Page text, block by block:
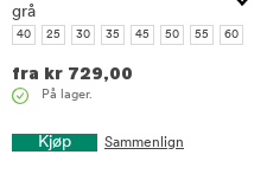
grå
40 25 30 35 45 50 55 60
fra kr 729,00
På lager.
Kjøp Sammenlign